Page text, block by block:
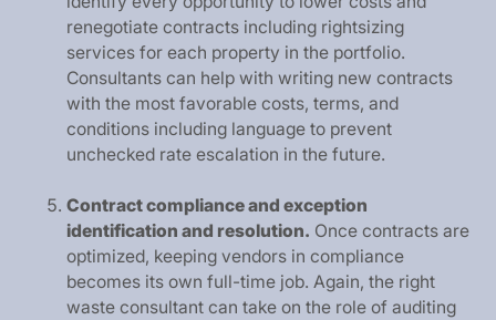
renegotiate contracts including rightsizing
services for each property in the portfolio.
Consultants can help with writing new contracts
with the most favorable costs, terms, and
conditions including language to prevent
unchecked rate escalation in the future.
Contractcomplianceand exception
identification and resolution. Once contracts are
optimized, keeping vendors in compliance
becomes its own full-time job. Again, the right
waste consultant can take on the role of auditing